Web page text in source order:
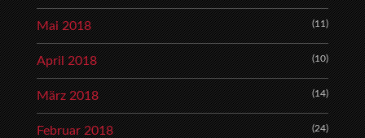
Mai 2018 (11)
April 2018 (10)
März 2018 (14)
Februar 2018 (24)